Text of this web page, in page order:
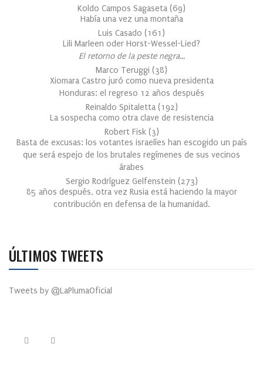
Koldo Campos Sagaseta (69)
Había una vez una montaña
Luis Casado (161 )
Lili Marleen oder Horst-Wessel-Lied?
El retorno de la peste negra…
Marco Teruggi (38)
Xiomara Castro juró como nueva presidenta
Honduras: el regreso 12 años después
Reinaldo Spitaletta (192)
La sospecha como otra clave de resistencia
Robert Fisk (3)
Basta de excusas: los votantes israelíes han escogido un país
que será espejo de los brutales regímenes de sus vecinos
árabes
Sergio Rodríguez Gelfenstein (273)
85 años después, otra vez Rusia está haciendo la mayor
contribución en defensa de la humanidad.
ÚLTIMOS TWEETS
Tweets by @LaPlumaOficial